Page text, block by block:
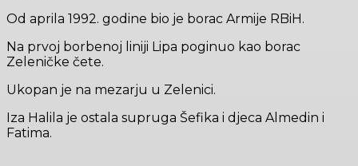
Od aprila 1992. godine bio je borac Armije RBiH.
Na prvoj borbenoj liniji Lipa poginuo kao borac
Zeleničke čete.
Ukopan je na mezarju u Zelenici.
Iza Halila je ostala supruga Šefika i djeca Almedin i
Fatima.